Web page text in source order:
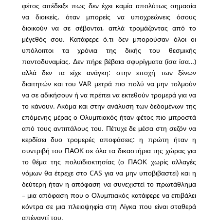
φέτος απέδειξε πως δεν έχει καμία απολύτως σημασία
να διοικείς, όταν μπορείς να υποχρεώνεις όσους
διοικούν να σε σέβονται, απλά τρομάζοντας από το
μέγεθός σου. Κατάφερε ό,τι δεν μπορούσαν όλοι οι
υπόλοιποι τα χρόνια της δικής του θεσμικής
παντοδυναμίας. Δεν πήρε βέβαια σφυρίγματα (ίσα ίσα…)
αλλά δεν τα είχε ανάγκη: στην εποχή των ξένων
διαιτητών και του VAR μετρά πιο πολύ να μην τολμούν
να σε αδικήσουν ή να πρέπει να εκτεθούν τρομερά για να
το κάνουν. Ακόμα και στην ανάλυση των δεδομένων της
επόμενης μέρας ο Ολυμπιακός ήταν φέτος πιο μπροστά
από τους αντιπάλους του. Πέτυχε δε μέσα στη σεζόν να
κερδίσει δυο τρομερές αποφάσεις: η πρώτη ήταν η
συντριβή του ΠΑΟΚ σε όλα τα δικαστήρια της χώρας για
το θέμα της πολυϊδιοκτησίας (ο ΠΑΟΚ χωρίς αλλαγές
νόμων θα έτρεχε στο CAS για να μην υποβιβαστεί) και η
δεύτερη ήταν η απόφαση να συνεχιστεί το πρωτάθλημα
– μια απόφαση που ο Ολυμπιακός κατάφερε να επιβάλει
κόντρα σε μια πλειοψηφία στη Λίγκα που είναι σταθερά
απέναντί του.